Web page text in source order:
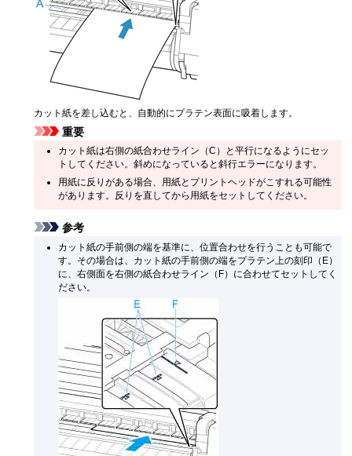
カット紙を差し込むと、自動的にプラテン表面に吸着します。
重要
カット紙は右側の紙合わせライン （C）と平行になるようにセッ
トしてください。斜めになっていると斜行エラーになります。
用紙に反りがある場合、用紙と プリントヘッドがこすれる可能性
があります。反りを直してから用紙をセットしてください。
参考
カット紙の手前側の端を基準に、位置合わせを行うことも可能で
す。その場合は、カット紙の手前側の端をプラテン 上の刻印（E）
に、右側面を右側の紙合わせライン （F）に合わせてセットしてく
ださい。